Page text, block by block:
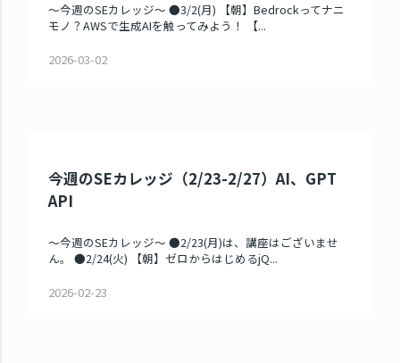
～今週のSEカレッジ～ ●3/2(月) 【朝】Bedrockってナニ
モノ？AWSで生成AIを触ってみよう！ 【...
2026-03-02
今週のSEカレッジ（2/23-2/27）AI、GPT
API
～今週のSEカレッジ～ ●2/23(月)は、講座はございませ
ん。 ●2/24(火) 【朝】ゼロからはじめるjQ...
2026-02-23